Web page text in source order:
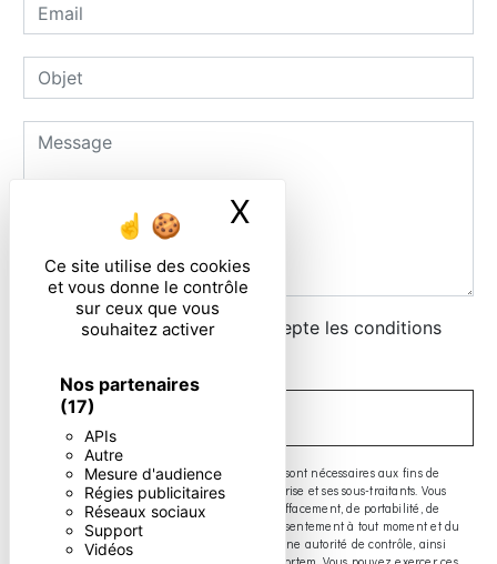
Ce site utilise des cookies
et vous donne le contrôle
sur ceux que vous
souhaitez activer
Nos partenaires
(17)
APIs
Autre
Mesure d'audience
Régies publicitaires
Réseaux sociaux
Support
Vidéos
X
En cochant cette case, j'accepte les conditions
** Les données personnelles communiquées sont nécessaires aux fins de
vous contacter. Elles sont destinées à l'entreprise et ses sous-traitants. Vous
disposez de droits d’accès, de rectification, d’effacement, de portabilité, de
limitation, d’opposition, de retrait de votre consentement à tout moment et du
droit d’introduire une réclamation auprès d’une autorité de contrôle, ainsi